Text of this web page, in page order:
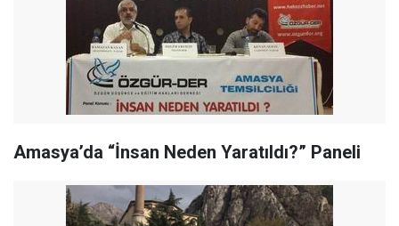
Amasya’da “İnsan Neden Yaratıldı?” Paneli